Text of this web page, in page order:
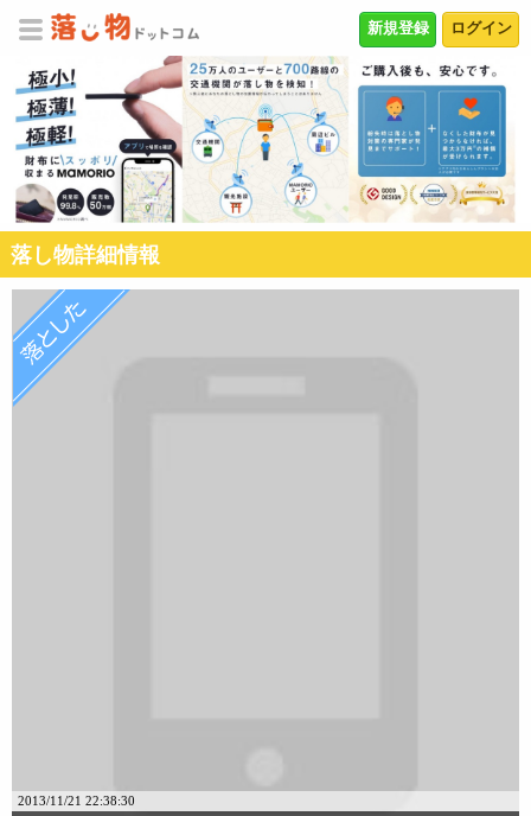
ログイン
新規登録
落し物詳細情報
2013/11/21 22:38:30